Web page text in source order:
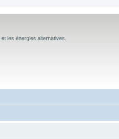
les énergies alternatives.